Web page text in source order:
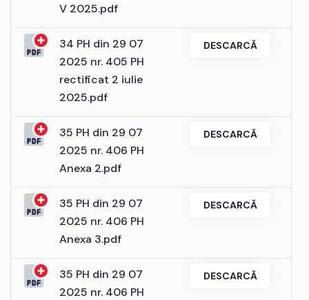
V 2025.pdf
34 PH din 29 07
2025 nr. 405 PH
rectificat 2 iulie
2025.pdf
DESCARCĂ
35 PH din 29 07
2025 nr. 406 PH
Anexa 2.pdf
DESCARCĂ
35 PH din 29 07
2025 nr. 406 PH
Anexa 3.pdf
DESCARCĂ
35 PH din 29 07
2025 nr. 406 PH
DESCARCĂ